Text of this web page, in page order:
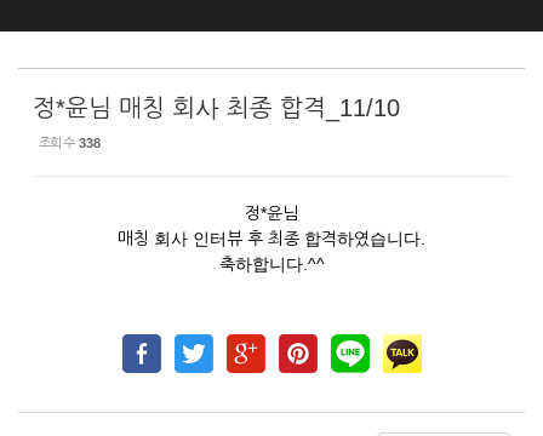
정*윤님 매칭 회사 최종 합격_11/10
조회 수 338
정*윤님
매칭 회사 인터뷰 후 최종 합격하였습니다.
축하합니다.^^